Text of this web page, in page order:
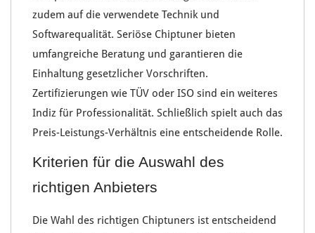
zudem auf die verwendete Technikund
Softwarequalität. Seriöse Chiptuner bieten
umfangreiche Beratung und garantieren die
Einhaltung gesetzlicher Vorschriften.
Zertifizierungen wie TÜV oder ISO sind ein weiteres
Indiz für Professionalität. Schließlich spielt auch das
Preis-Leistungs-Verhältnis eine entscheidende Rolle.
Kriterien für die Auswahl des
richtigen Anbieters
Die Wahl des richtigen Chiptuners ist entscheidend